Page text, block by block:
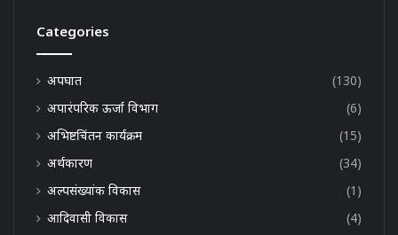
Categories
अपघात
(130)
अपारंपरिक ऊर्जा विभाग
(6)
अभिष्टचिंतन कार्यक्रम
(15)
अर्थकारण
(34)
अल्पसंख्यांक विकास
(1)
आदिवासी विकास
(4)